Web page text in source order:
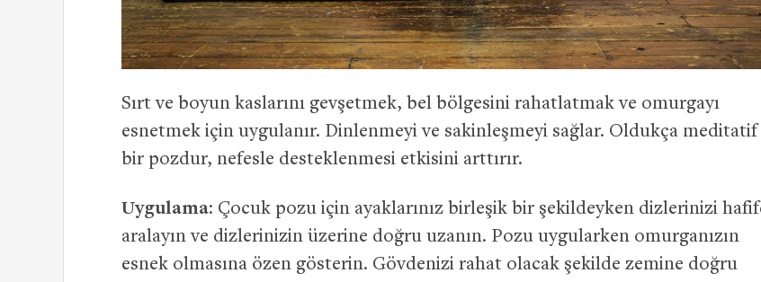
Sırt ve boyun kaslarını gevşetmek, bel bölgesini rahatlatmak ve omurgayı
esnetmek için uygulanır. Dinlenmeyi ve sakinleşmeyi sağlar. Oldukça meditatif
bir pozdur, nefesle desteklenmesi etkisini arttırır.
Uygulama: Çocuk pozu için ayaklarınız birleşik bir şekildeyken dizlerinizi
aralayın ve dizlerinizin üzerine doğru uzanın. Pozu uygularken omurganızın
esnek olmasına özen gösterin. Gövdenizi rahat olacak şekilde zemine doğru